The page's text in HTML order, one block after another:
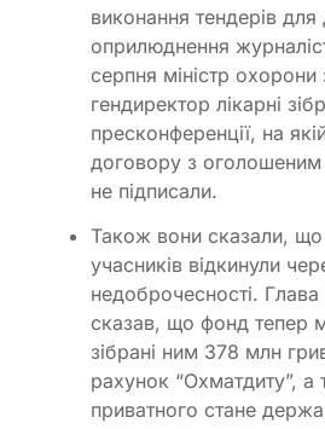
виконання тендерів
оприлюднення
серпня міністр
гендиректор лікарні
пресконференції, на
договору з
не підписали.
Також вони сказали, що
учасників відкинули
недоброчесності.
сказав, що фонд тепер
зібрані ним 378 млн
рахунок “Охматдиту”, а
приватного стане